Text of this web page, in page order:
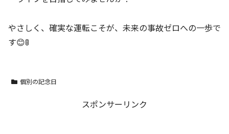
やさしく、確実な運転こそが、未来の事故ゼロへの一歩で
す😊🚦
個別の記念日
スポンサーリンク